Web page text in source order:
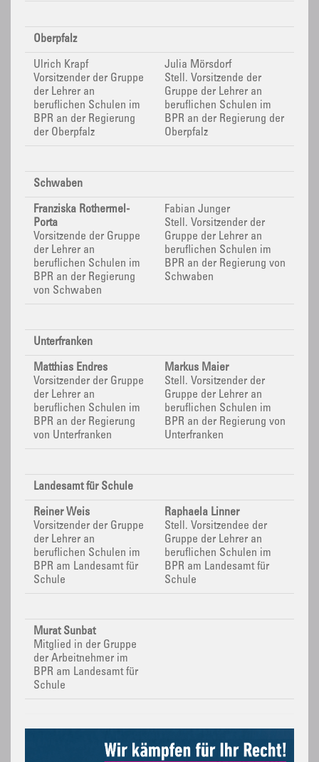
Oberpfalz
Ulrich Krapf
Vorsitzender der Gruppe
der Lehrer an
beruflichen Schulen im
BPR an der Regierung
der Oberpfalz
Julia Mörsdorf
Stell. Vorsitzende der
Gruppe der Lehrer an
beruflichen Schulen im
BPR an der Regierung der
Oberpfalz
Schwaben
Franziska Rothermel-
Porta
Vorsitzende der Gruppe
der Lehrer an
beruflichen Schulen im
BPR an der Regierung
von Schwaben
Fabian Junger
Stell. Vorsitzender der
Gruppe der Lehrer an
beruflichen Schulen im
BPR an der Regierung von
Schwaben
Unterfranken
Matthias Endres
Vorsitzender der Gruppe
der Lehrer an
beruflichen Schulen im
BPR an der Regierung
von Unterfranken
Markus Maier
Stell. Vorsitzender der
Gruppe der Lehrer an
beruflichen Schulen im
BPR an der Regierung von
Unterfranken
Landesamt für Schule
Reiner Weis
Vorsitzender der Gruppe
der Lehrer an
beruflichen Schulen im
BPR am Landesamt für
Schule
Raphaela Linner
Stell. Vorsitzendee der
Gruppe der Lehrer an
beruflichen Schulen im
BPR am Landesamt für
Schule
Murat Sunbat
Mitglied in der Gruppe
der Arbeitnehmer im
BPR am Landesamt für
Schule